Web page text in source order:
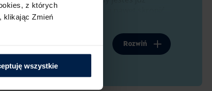
z których
klikając Zmień
wszystkie
biszkopt popijany kawą, a nawet skropić
też dobrze po prostu posmarowany
drugie śniadanie lub podwieczorek.
pieczenia
nieco uwagi i precyzji przy wykonaniu.
że wszystko pójdzie po Twojej myśli.
Rozwiń